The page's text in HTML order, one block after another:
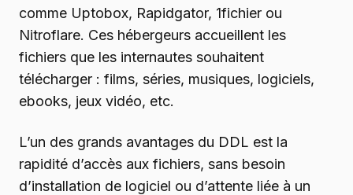
comme Uptobox, Rapidgator, 1fichier ou
Nitroflare. Ces hébergeurs accueillent les
fichiers que les internautes souhaitent
télécharger : films, séries, musiques, logiciels,
ebooks, jeux vidéo, etc.
L’un des grands avantages du DDL est la
rapidité d’accès aux fichiers, sans besoin
d’installation de logiciel ou d’attente liée à un